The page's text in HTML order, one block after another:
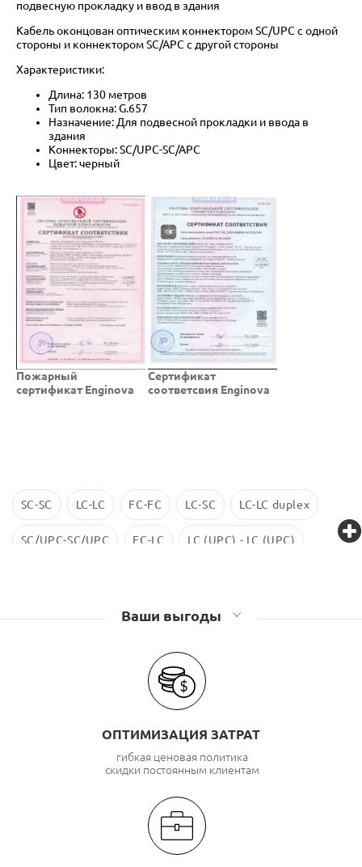
подвесную прокладку и ввод в здания
Кабель оконцован оптическим коннектором SC/UPC с одной
стороны и коннектором SC/APC с другой стороны
Характеристики:
Длина: 130 метров
Тип волокна: G.657
Назначение: Для подвесной прокладки и ввода в
здания
Коннекторы: SC/UPC-SC/APC
Цвет: черный
Пожарный
сертификат Enginova
Cертификат
соответсвия Enginova
SC-SC LC-LC FC-FC LC-SC LC-LC duplex
SC/UPC-SC/UPC FC-LC LC (UPC) - LC (UPC)
Ваши выгоды
ОПТИМИЗАЦИЯ ЗАТРАТ
гибкая ценовая политика
скидки постоянным клиентам